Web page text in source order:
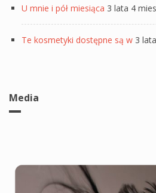
U mnie i pół miesiąca 3 lata 4
Te kosmetyki dostępne są w 3
Media